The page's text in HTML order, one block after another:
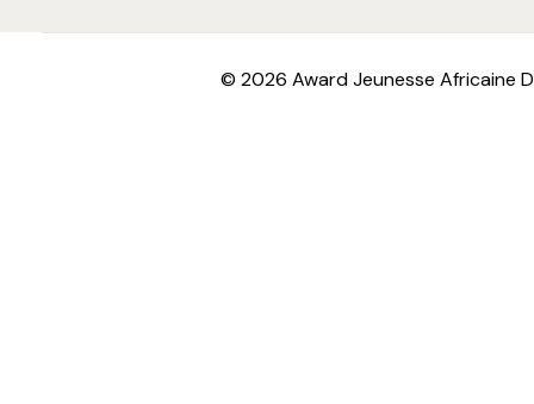
© 2026 Award Jeunesse Africaine